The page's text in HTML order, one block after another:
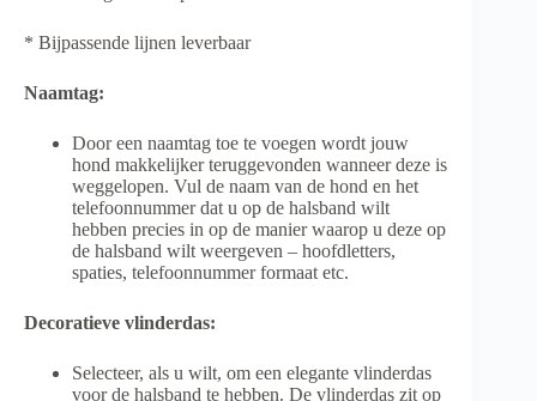
* Bijpassende lijnen leverbaar
Naamtag:
Door een naamtag toe te voegen wordt jouw
hond makkelijker teruggevonden wanneer deze is
weggelopen. Vul de naam van de hond en het
telefoonnummer dat u op de halsband wilt
hebben precies in op de manier waarop u deze op
de halsband wilt weergeven – hoofdletters,
spaties, telefoonnummer formaat etc.
Decoratieve vlinderdas:
Selecteer, als u wilt, om een ​​elegante vlinderdas
voor de halsband te hebben. De vlinderdas zit op